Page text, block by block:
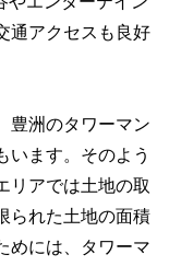
通アクセスも良好
豊洲のタワーマン
います。そのよう
リアでは土地の取
られた土地の面積
めには、タワーマ